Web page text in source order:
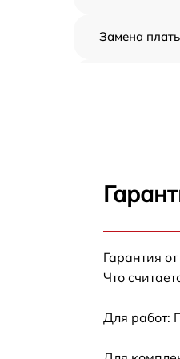
Замена
Ремонт
2100RW
Замена
Гарантия
Что
Для работ: